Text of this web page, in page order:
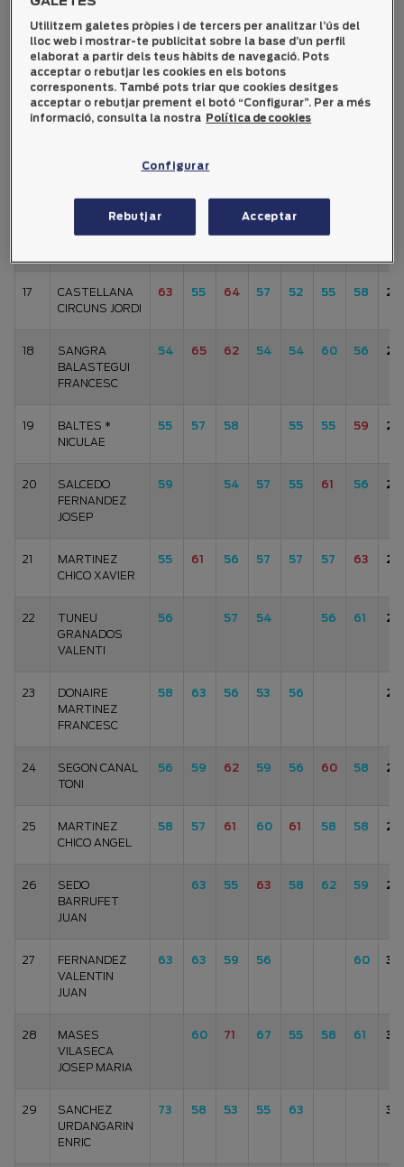
13
ROS
ARGANDOÑA
MARIANO
53 59 55 55 55 55 57
14
BESORA
PALOU TONI
56 53 53 55 57 56 62
55
DIGON ANGULO
56 60 57 54 55 55
17
CASTELLANA
CIRCUNS JORDI
63 55 64 57 52 55 58
18
SANGRA
BALASTEGUI
FRANCESC
54 65 62 54 54 60 56
19
BALTES *
NICULAE
55 57 58 55 55 59
20
SALCEDO
FERNANDEZ
JOSEP
59 54 57 55 61 56
21
MARTINEZ
CHICO XAVIER
55 61 56 57 57 57 63
22
TUNEU
GRANADOS
VALENTI
56 57 54 56 61
23
DONAIRE
MARTINEZ
FRANCESC
58 63 56 53 56
24
SEGON CANAL
TONI
56 59 62 59 56 60 58
25
MARTINEZ
CHICO ANGEL
58 57 61 60 61 58 58
26
SEDO
BARRUFET
JUAN
63 55 63 58 62 59
27
FERNANDEZ
VALENTIN
JUAN
63 63 59 56 60
28
MASES
VILASECA
JOSEP MARIA
60 71 67 55 58 61
29
SANCHEZ
URDANGARIN
ENRIC
73 58 53 55 63
Utilitzem galetes pròpies i de tercers per analitzar l’ús del
lloc web i mostrar-te publicitat sobre la base d’un perfil
elaborat a partir dels teus hàbits de navegació. Pots
acceptar o rebutjar les cookies en els botons
corresponents. També pots triar que cookies desitges
acceptar o rebutjar prement el botó “Configurar”. Per a més
informació, consulta la nostra Política de cookies
Configurar
Rebutjar Acceptar